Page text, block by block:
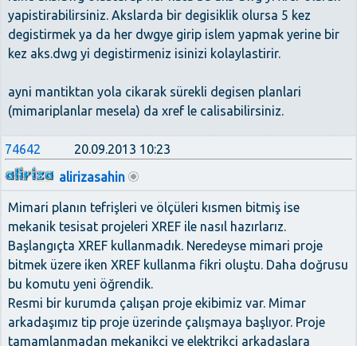
yapistirabilirsiniz. Akslarda bir degisiklik olursa 5 kez
degistirmek ya da her dwgye girip islem yapmak yerine bir
kez aks.dwg yi degistirmeniz isinizi kolaylastirir.
ayni mantiktan yola cikarak sürekli degisen planlari
(mimariplanlar mesela) da xref le calisabilirsiniz.
74642
20.09.2013 10:23
alirizasahin
Mimari planın tefrişleri ve ölçüleri kısmen bitmiş ise
mekanik tesisat projeleri XREF ile nasıl hazırlarız.
Başlangıçta XREF kullanmadık. Neredeyse mimari proje
bitmek üzere iken XREF kullanma fikri oluştu. Daha doğrusu
bu komutu yeni öğrendik.
Resmi bir kurumda çalışan proje ekibimiz var. Mimar
arkadaşımız tip proje üzerinde çalışmaya başlıyor. Proje
tamamlanmadan mekanikçi ve elektrikçi arkadaşlara